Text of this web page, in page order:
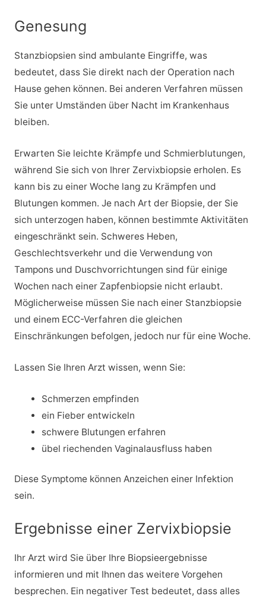
Genesung
Stanzbiopsien sind ambulante Eingriffe, was
bedeutet, dass Sie direkt nach der Operation nach
Hause gehen können. Bei anderen Verfahren müssen
Sie unter Umständen über Nacht im Krankenhaus
bleiben.
Erwarten Sie leichte Krämpfe und Schmierblutungen,
während Sie sich von Ihrer Zervixbiopsie erholen. Es
kann bis zu einer Woche lang zu Krämpfen und
Blutungen kommen. Je nach Art der Biopsie, der Sie
sich unterzogen haben, können bestimmte Aktivitäten
eingeschränkt sein. Schweres Heben,
Geschlechtsverkehr und die Verwendung von
Tampons und Duschvorrichtungen sind für einige
Wochen nach einer Zapfenbiopsie nicht erlaubt.
Möglicherweise müssen Sie nach einer Stanzbiopsie
und einem ECC-Verfahren die gleichen
Einschränkungen befolgen, jedoch nur für eine Woche.
Lassen Sie Ihren Arzt wissen, wenn Sie:
Schmerzen empfinden
ein Fieber entwickeln
schwere Blutungen erfahren
übel riechenden Vaginalausfluss haben
Diese Symptome können Anzeichen einer Infektion
sein.
Ergebnisse einer Zervixbiopsie
Ihr Arzt wird Sie über Ihre Biopsieergebnisse
informieren und mit Ihnen das weitere Vorgehen
besprechen. Ein negativer Test bedeutet, dass alles